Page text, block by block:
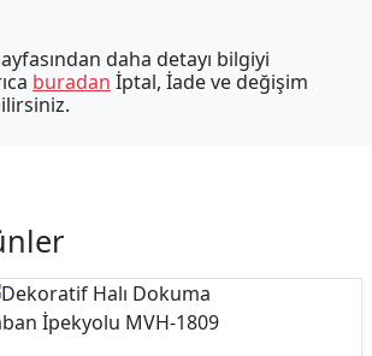
daha detayı bilgiyi
buradan İptal, İade ve değişim